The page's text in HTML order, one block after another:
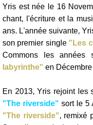
Yris est née le 16
chant, l'écriture et la
ans. L'année suivante,
son premier single "Les
Commons les années
labyrinthe" en
En 2013, Yris rejoint les
"The riverside" sort le 5
"The riverside", remixé